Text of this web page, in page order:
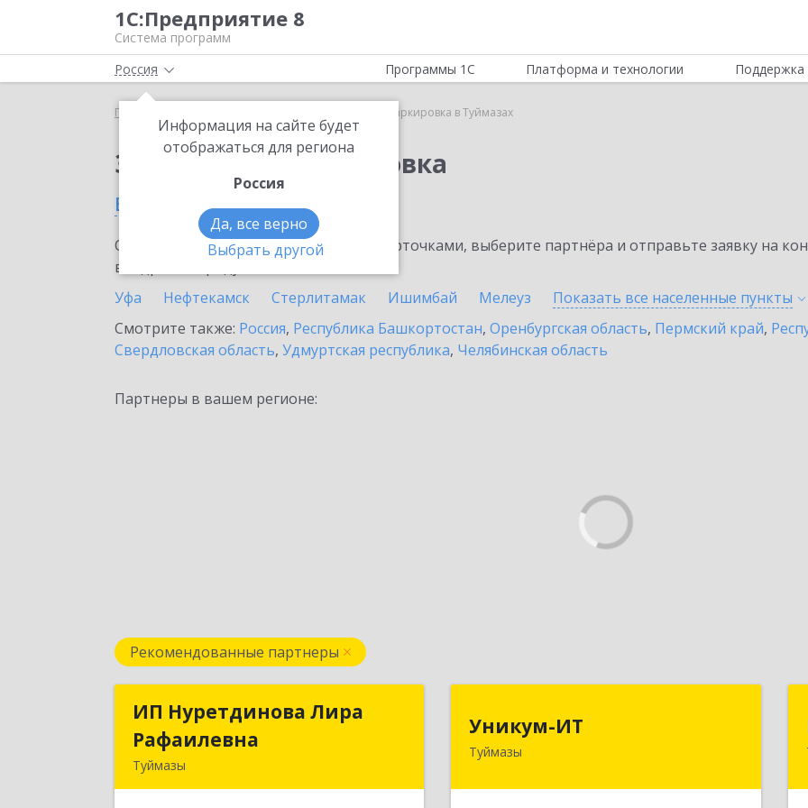
1С:Предприятие 8
Система программ
Россия
Информация на сайте будет
отображаться для региона
Россия
Да, все верно
Выбрать другой
Программы 1С Платформа и технологии Поддержка
Главная 1С:Маркировка в Туймазах
Заказать 1С:Маркировка
в Туймазах
Ознакомьтесь с информационными карточками, выберите партнёра и отправьте заявку на
внедрение продукта.
Уфа
Нефтекамск Стерлитамак Ишимбай Мелеуз Показать все населенные пункты
Смотрите также: Россия, Республика Башкортостан, Оренбургская область, Пермский край,
Свердловская область, Удмуртская республика, Челябинская область
Партнеры в вашем регионе:
Рекомендованные партнеры
ИП Нуретдинова Лира
Рафаилевна
Туймазы
ИП Нуретдинова Лира
Уникум-ИТ
Туймазы